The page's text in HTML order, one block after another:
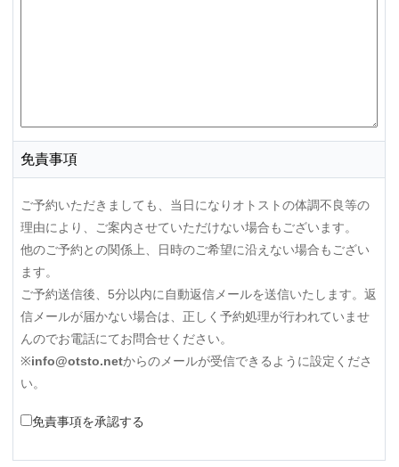
免責事項
ご予約いただきましても、当日になりオトストの体調不良等の
理由により、ご案内させていただけない場合もございます。
他のご予約との関係上、日時のご希望に沿えない場合もござい
ます。
ご予約送信後、5分以内に自動返信メールを送信いたします。返
信メールが届かない場合は、正しく予約処理が行われていませ
んのでお電話にてお問合せください。
※info@otsto.netからのメールが受信できるように設定くださ
い。
免責事項を承認する